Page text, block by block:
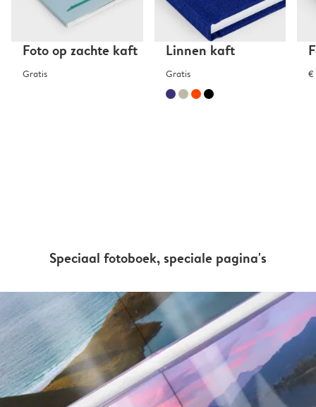
Foto op zachte kaft
Gratis
Linnen kaft
Gratis €
Speciaal fotoboek, speciale pagina's